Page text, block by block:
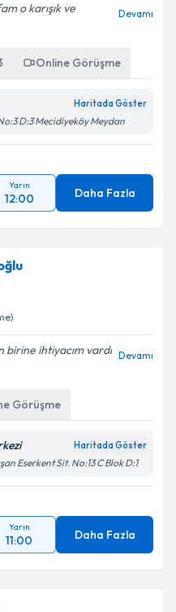
o karışık ve
Devamı
Online Görüşme
Haritada Göster
D:3 Mecidiyeköy Meydan
Yarın
12:00 Daha Fazla
birine ihtiyacım vardı Devamı
Görüşme
Haritada Göster
Eserkent Sit. No:13 C Blok D:1
Yarın
11:00 Daha Fazla